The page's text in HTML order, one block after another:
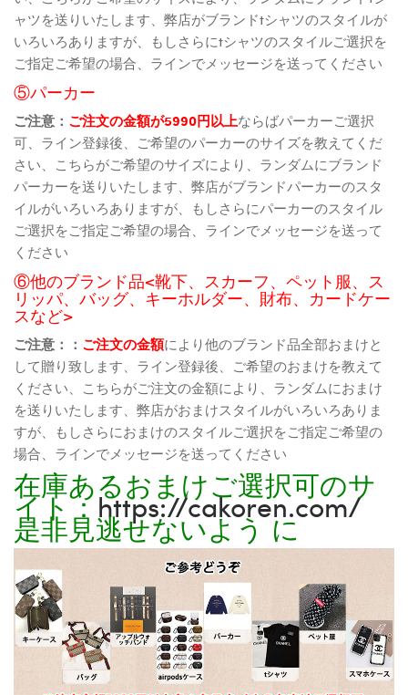
ャツを送りいたします、弊店がブランドtシャツのスタイルが
いろいろありますが、もしさらにtシャツのスタイルご選択を
ご指定ご希望の場合、ラインでメッセージを送ってください
⑤パーカー
ご注意： ご注文の金額が5990円以上ならばパーカーご選択
可、ライン登録後、ご希望のパーカーのサイズを教えてくだ
さい、こちらがご希望のサイズにより、ランダムにブランド
パーカーを送りいたします、弊店がブランドパーカーのスタ
イルがいろいろありますが、もしさらにパーカーのスタイル
ご選択をご指定ご希望の場合、ラインでメッセージを送って
ください
⑥他のブランド品<靴下、スカーフ、ペット服、ス
リッパ、バッグ、キーホルダー、財布、カードケー
スなど>
ご注意：： ご注文の金額により他のブランド品全部おまけと
して贈り致します、ライン登録後、ご希望のおまけを教えて
ください、こちらがご注文の金額により、ランダムにおまけ
を送りいたします、弊店がおまけスタイルがいろいろありま
すが、もしさらにおまけのスタイルご選択をご指定ご希望の
場合、ラインでメッセージを送ってください
在庫あるおまけご選択可のサ
イト：https://cakoren.com/
是非見逃せないよう に